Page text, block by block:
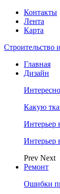
Контакты
Лента
Карта
Строительство
Главная
Дизайн
Какую
Интерьер
Интерьер
Prev Next
Ремонт
Ошибки